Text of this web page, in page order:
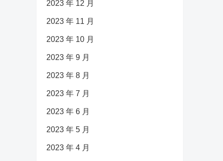
2023 年 12 月
2023 年 11 月
2023 年 10 月
2023 年 9 月
2023 年 8 月
2023 年 7 月
2023 年 6 月
2023 年 5 月
2023 年 4 月